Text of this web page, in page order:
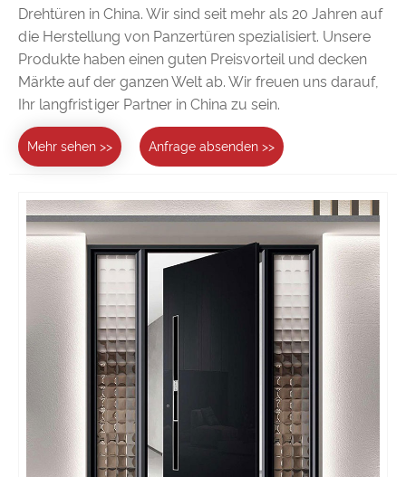
Drehtüren in China. Wir sind seit mehr als 20 Jahren auf
die Herstellung von Panzertüren spezialisiert. Unsere
Produkte haben einen guten Preisvorteil und decken
Märkte auf der ganzen Welt ab. Wir freuen uns darauf,
Ihr langfristiger Partner in China zu sein.
Mehr sehen >> Anfrage absenden >>